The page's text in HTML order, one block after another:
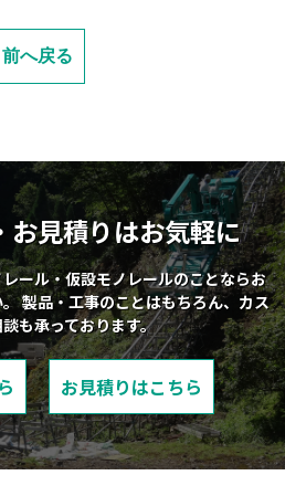
前へ戻る
お見積りはお気軽に
ール・仮設モノレールのことならお
製品・工事のことはもちろん、カス
も承っております。
お見積りはこちら